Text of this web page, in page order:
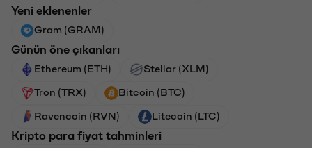
Yeni eklenenler
Gram (GRAM)
Günün öne çıkanları
Ethereum (ETH) Stellar (XLM)
Tron (TRX) Bitcoin (BTC)
Ravencoin (RVN) Litecoin (LTC)
Kripto para fiyat tahminleri